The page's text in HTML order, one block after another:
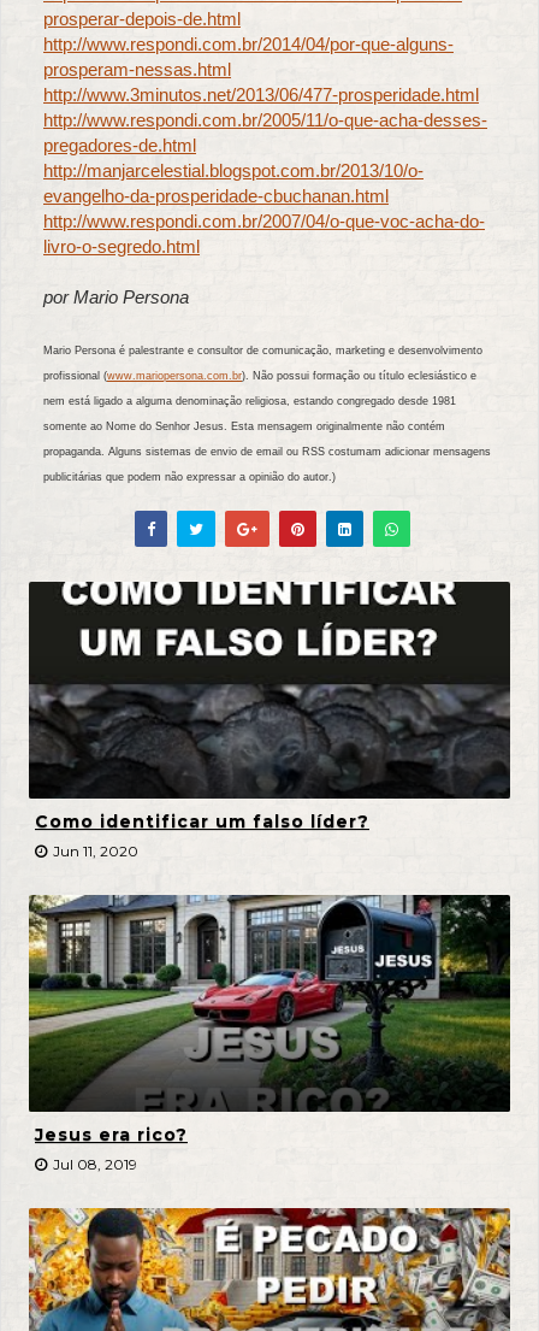
prosperar-depois-de.html
http://www.respondi.com.br/2014/04/por-que-alguns-
prosperam-nessas.html
http://www.3minutos.net/2013/06/477-prosperidade.html
http://www.respondi.com.br/2005/11/o-que-acha-desses-
pregadores-de.html
http://manjarcelestial.blogspot.com.br/2013/10/o-
evangelho-da-prosperidade-cbuchanan.html
http://www.respondi.com.br/2007/04/o-que-voc-acha-do-
livro-o-segredo.html
por Mario Persona
Mario Persona é palestrante e consultor de comunicação, marketing e desenvolvimento
profissional (www.mariopersona.com.br). Não possui formação ou título eclesiástico e
nem está ligado a alguma denominação religiosa, estando congregado desde 1981
somente ao Nome do Senhor Jesus. Esta mensagem originalmente não contém
propaganda. Alguns sistemas de envio de email ou RSS costumam adicionar mensagens
publicitárias que podem não expressar a opinião do autor.)
Como identificar um falso líder?
Jun 11, 2020
Jesus era rico?
Jul 08, 2019